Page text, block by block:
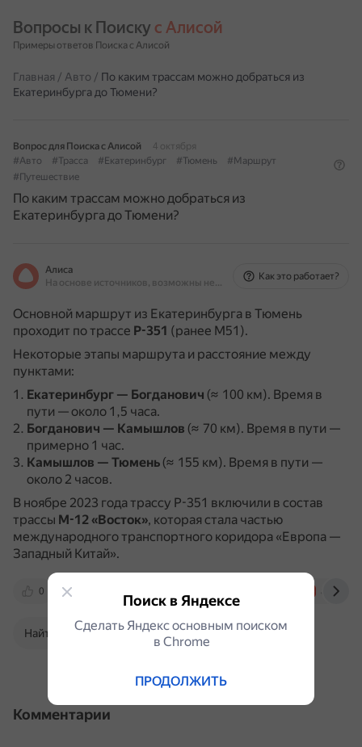
Вопросы к Поиску с Алисой
Примеры ответов Поиска с Алисой
Главная / Авто / По каким трассам можно добраться из
Екатеринбурга до Тюмени?
Вопрос для Поиска с Алисой
4 октября
#Авто
#Трасса #Екатеринбург #Тюмень
#Маршрут
#Путешествие
По каким трассам можно добраться из
Екатеринбурга до Тюмени?
Алиса
На основе источников, возможны неточности
Как это работает?
Основной маршрут из Екатеринбурга в Тюмень
проходит по трассе Р-351 (ранее М51).
Некоторые этапы маршрута и расстояние между
пунктами:
Екатеринбург — Богданович (≈ 100 км). Время в
пути — около 1,5 часа.
Богданович — Камышлов (≈ 70 км). Время в пути —
примерно 1 час.
Камышлов — Тюмень (≈ 155 км). Время в пути —
около 2 часов.
В ноябре 2023 года трассу Р-351 включили в состав
трассы М-12 «Восток», которая стала частью
международного транспортного коридора «Европа —
Западный Китай».
0 auto.ru
Найти в Поиске
Комментарии
Поиск в Яндексе
Сделать Яндекс основным поиском
в Сhrome
ПРОДОЛЖИТЬ